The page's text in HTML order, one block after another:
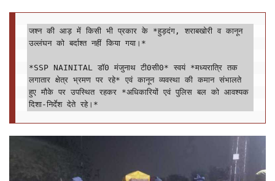
जश्न की आड़ में किसी भी प्रकार के *हुड़दंग, शराबखोरी व कानून
उल्लंघन को बर्दाश्त नहीं किया गया।*
*SSP NAINITAL डॉ0 मंजुनाथ टी0सी0* स्वयं *मध्यरात्रि तक
लगातार क्षेत्र भ्रमण पर रहे* एवं कानून व्यवस्था की कमान संभालते
हुए मौके पर उपस्थित रहकर *अधिकारियों एवं पुलिस बल को आवश्यक
दिशा-निर्देश देते रहे।*